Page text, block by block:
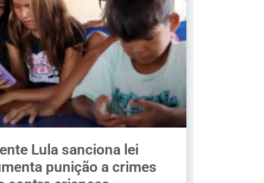
Lula sanciona lei
punição a crimes